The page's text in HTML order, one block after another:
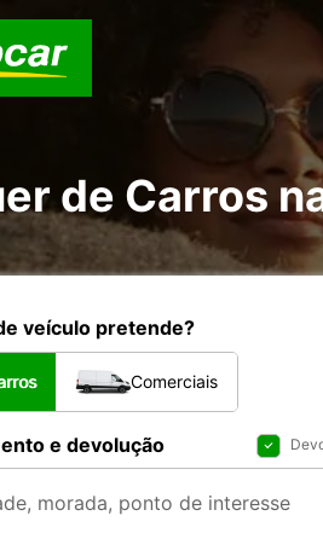
de Carros
veículo pretende?
Comerciais
e devolução